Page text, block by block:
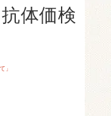
体価検
」